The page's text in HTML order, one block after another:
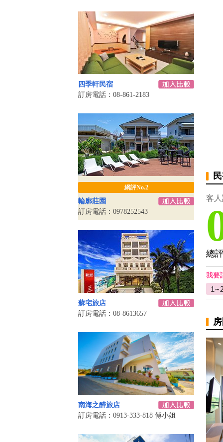
四季軒民宿
訂房電話：08-861-2183
網評No.2
輪廓莊園
訂房電話：0978252543
蘇宅旅店
訂房電話：08-8613657
南海之醉旅店
訂房電話：0913-333-818 傅小姐
客
總
我要